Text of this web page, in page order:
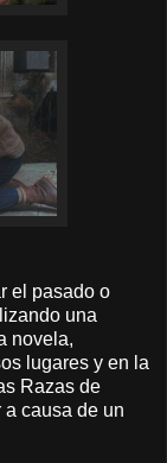
el pasado o
una
novela,
lugares y en la
Razas de
causa de un